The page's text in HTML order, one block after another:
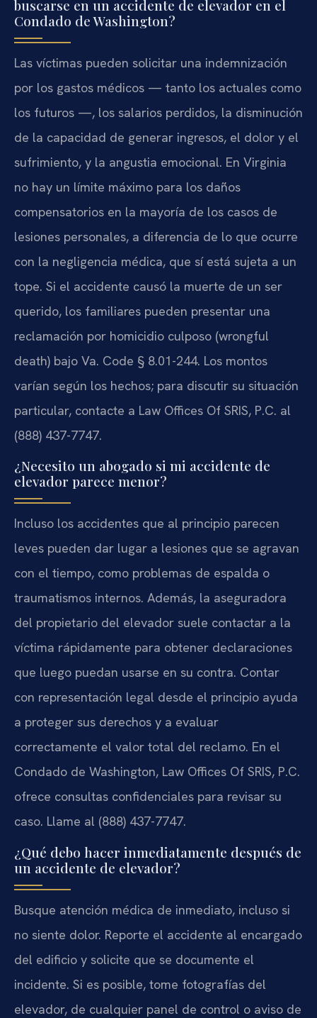
buscarse en un accidente de elevador en el
Condado de Washington?
Las víctimas pueden solicitar una indemnización
por los gastos médicos — tanto los actuales como
los futuros —, los salarios perdidos, la disminución
de la capacidad de generar ingresos, el dolor y el
sufrimiento, y la angustia emocional. En Virginia
no hay un límite máximo para los daños
compensatorios en la mayoría de los casos de
lesiones personales, a diferencia de lo que ocurre
con la negligencia médica, que sí está sujeta a un
tope. Si el accidente causó la muerte de un ser
querido, los familiares pueden presentar una
reclamación por homicidio culposo (wrongful
death) bajo Va. Code § 8.01-244. Los montos
varían según los hechos; para discutir su situación
particular, contacte a Law Offices Of SRIS, P.C. al
(888) 437-7747.
¿Necesito un abogado si mi accidente de
elevador parece menor?
Incluso los accidentes que al principio parecen
leves pueden dar lugar a lesiones que se agravan
con el tiempo, como problemas de espalda o
traumatismos internos. Además, la aseguradora
del propietario del elevador suele contactar a la
víctima rápidamente para obtener declaraciones
que luego puedan usarse en su contra. Contar
con representación legal desde el principio ayuda
a proteger sus derechos y a evaluar
correctamente el valor total del reclamo. En el
Condado de Washington, Law Offices Of SRIS, P.C.
ofrece consultas confidenciales para revisar su
caso. Llame al (888) 437-7747.
¿Qué debo hacer inmediatamente después de
un accidente de elevador?
Busque atención médica de inmediato, incluso si
no siente dolor. Reporte el accidente al encargado
del edificio y solicite que se documente el
incidente. Si es posible, tome fotografías del
elevador, de cualquier panel de control o aviso de